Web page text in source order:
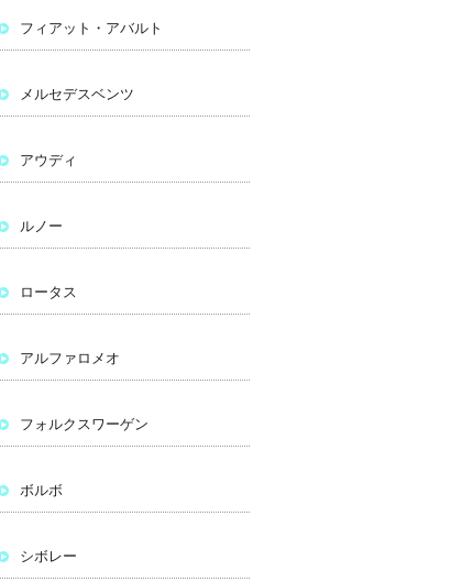
フィアット・アバルト
メルセデスベンツ
アウディ
ルノー
ロータス
アルファロメオ
フォルクスワーゲン
ボルボ
シボレー